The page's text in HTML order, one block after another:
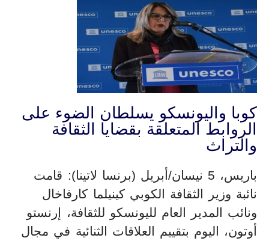
كوبا واليونسكو يسلطان الضوء على
الروابط المتعلقة بقضايا الثقافة
والتراث
باريس، 5 نيسان/أبريل (برنسا لاتينا): قامت
نائبة وزير الثقافة الكوبي كينيلما كارفاخال
ونائب المدير العام لليونسكو للثقافة، إرنستو
أوتون، اليوم بتقييم العلاقات الثنائية في مجال